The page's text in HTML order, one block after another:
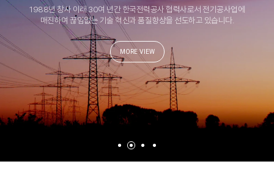
1988년 창사 이래 30여 년간 한국전력공사 협력사로서 전기공사업에
매진하여 끊임없는 기술 혁신과 품질향상을 선도하고 있습니다.
MORE VIEW